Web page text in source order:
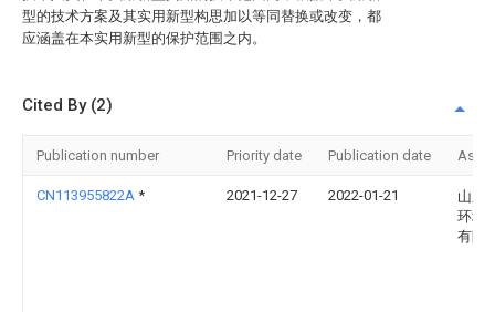
型的技术方案及其实用新型构思加以等同替换或改变，都
应涵盖在本实用新型的保护范围之内。
Cited By (2)
Publication number Priority date Publication date
CN113955822A * 2021-12-27 2022-01-21
山东
环境
有限